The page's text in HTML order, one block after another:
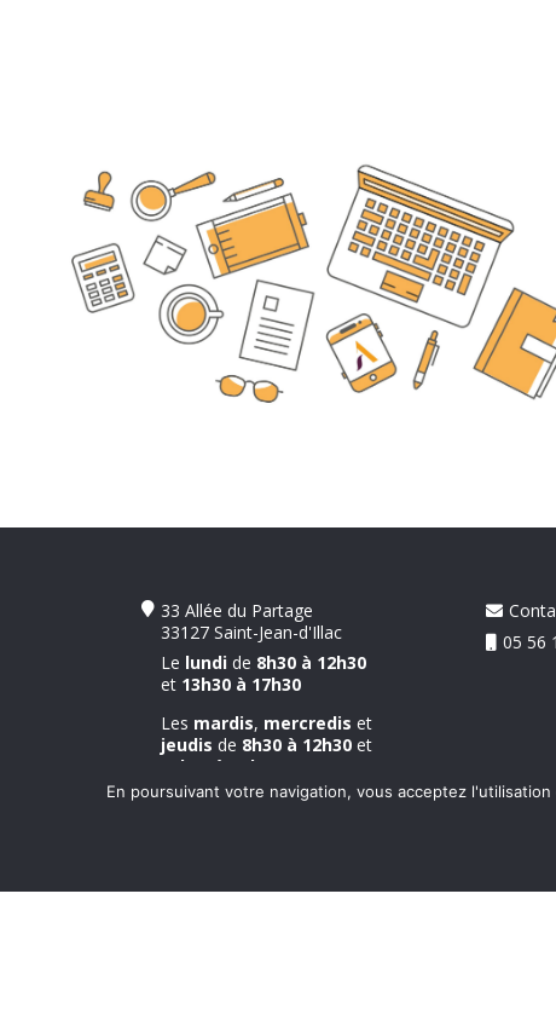
33 Allée du Partage
33127 Saint-Jean-d'Illac
Le lundi de 8h30 à 12h30
et 13h30 à 17h30
Les mardis, mercredis et
jeudis de 8h30 à 12h30 et
13h30 à 17h00
Levendredide8h30 à
05 56
En poursuivant votre navigation, vous acceptez